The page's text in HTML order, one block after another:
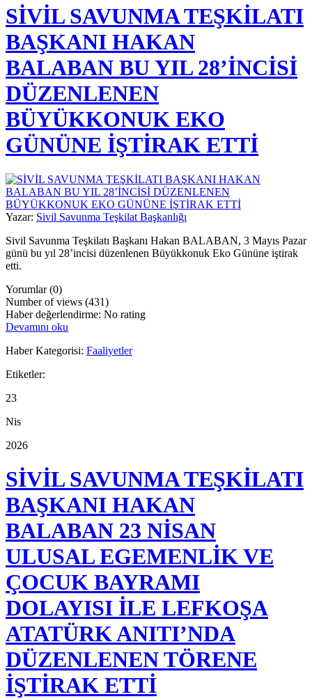
SİVİL SAVUNMA TEŞKİLATI
BAŞKANI HAKAN
BALABAN BU YIL 28’İNCİSİ
DÜZENLENEN
BÜYÜKKONUK EKO
GÜNÜNE İŞTİRAK ETTİ
Yazar: Sivil Savunma Teşkilat Başkanlığı
Sivil Savunma Teşkilatı Başkanı Hakan BALABAN, 3 Mayıs Pazar
günü bu yıl 28’incisi düzenlenen Büyükkonuk Eko Gününe iştirak
etti.
Yorumlar (0)
Number of views (431)
Haber değerlendirme: No rating
Devamını oku
Haber Kategorisi: Faaliyetler
Etiketler:
23
Nis
2026
SİVİL SAVUNMA TEŞKİLATI
BAŞKANI HAKAN
BALABAN 23 NİSAN
ULUSAL EGEMENLİK VE
ÇOCUK BAYRAMI
DOLAYISI İLE LEFKOŞA
ATATÜRK ANITI’NDA
DÜZENLENEN TÖRENE
İŞTİRAK ETTİ